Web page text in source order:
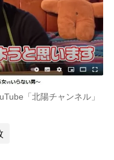
「北陽チャンネル」